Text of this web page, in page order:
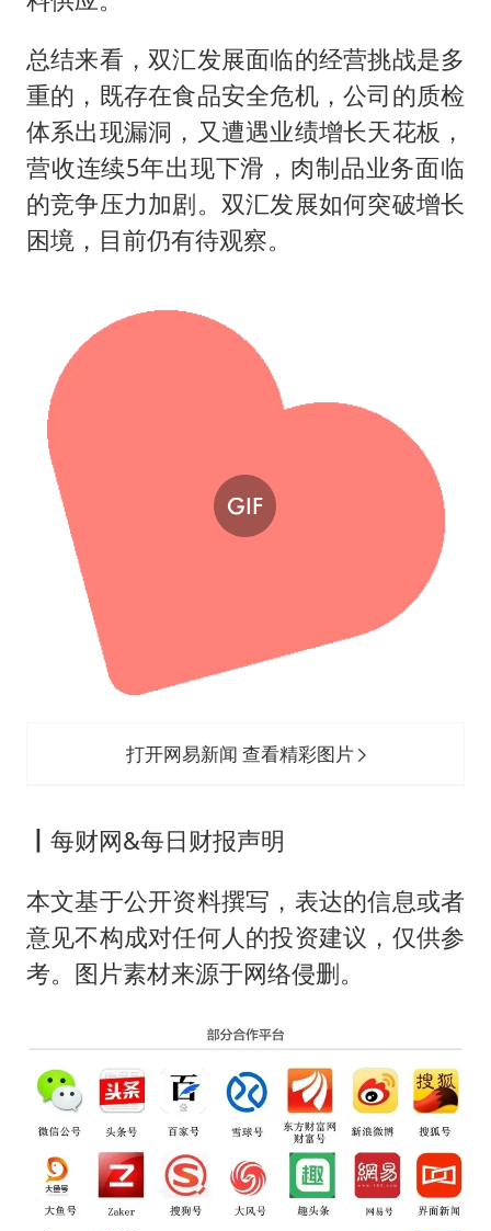
总结来看，双汇发展面临的经营挑战是多
重的，既存在食品安全危机，公司的质检
体系出现漏洞，又遭遇业绩增长天花板，
营收连续5年出现下滑，肉制品业务面临
的竞争压力加剧。双汇发展如何突破增长
困境，目前仍有待观察。
打开网易新闻 查看精彩图片
每财网&每日财报声明
本文基于公开资料撰写，表达的信息或者
意见不构成对任何人的投资建议，仅供参
考。图片素材来源于网络侵删。